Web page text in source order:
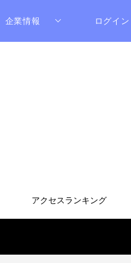
企業情報 ログイン
アクセスランキング